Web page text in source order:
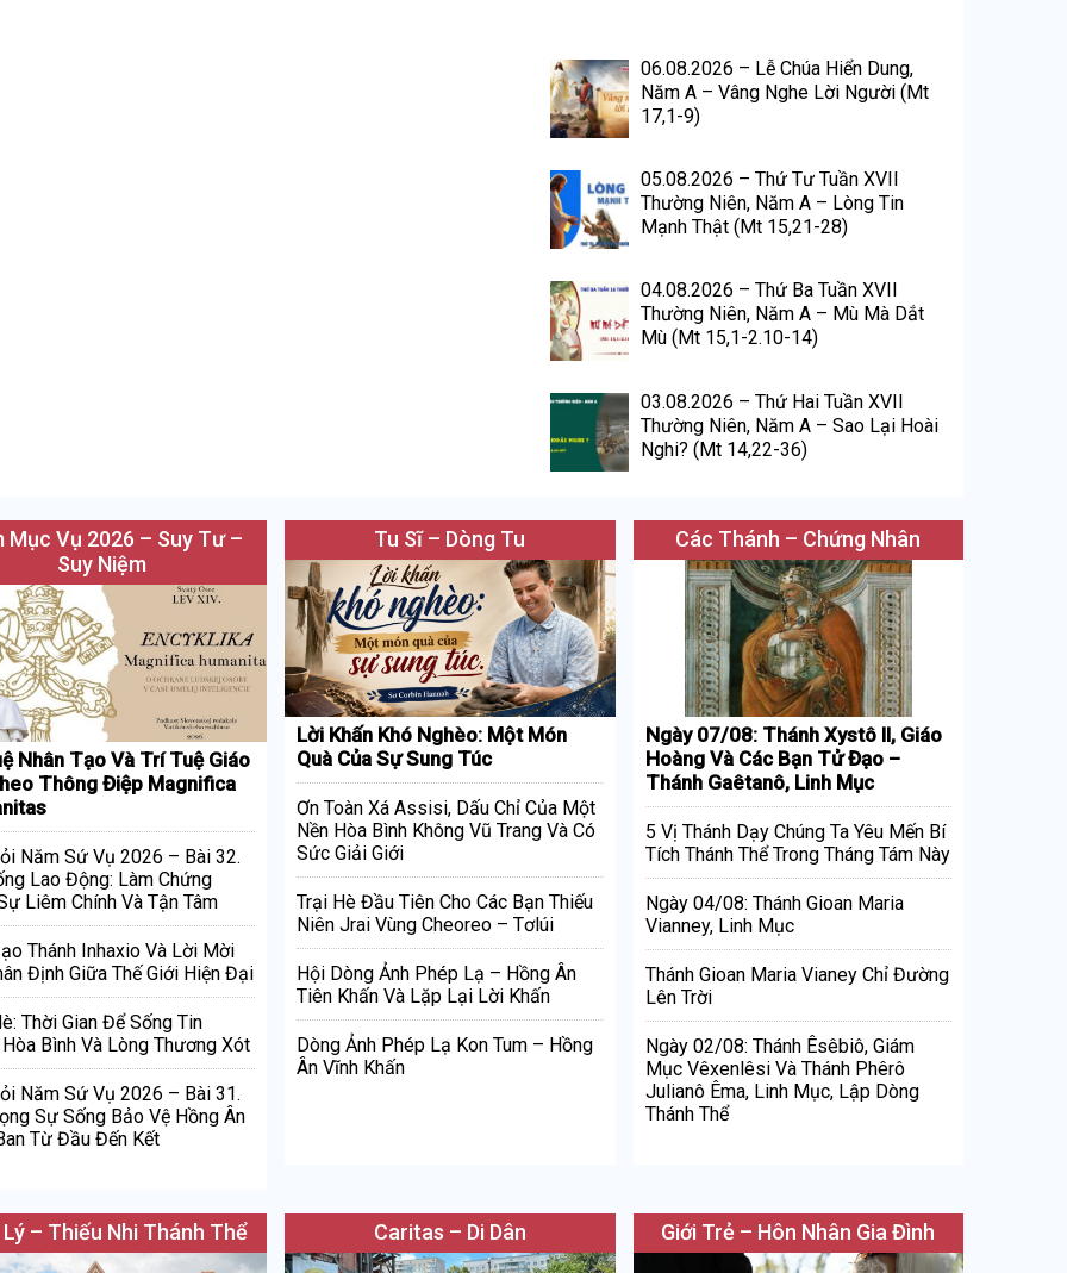
06.08.2026 – Lễ Chúa Hiển Dung,
Năm A – Vâng Nghe Lời Người (Mt
17,1-9)
05.08.2026 – Thứ Tư Tuần XVII
Thường Niên, Năm A – Lòng Tin
Mạnh Thật (Mt 15,21-28)
04.08.2026 – Thứ Ba Tuần XVII
Thường Niên, Năm A – Mù Mà Dắt
Mù (Mt 15,1-2.10-14)
03.08.2026 – Thứ Hai Tuần XVII
Thường Niên, Năm A – Sao Lại Hoài
Nghi? (Mt 14,22-36)
Mục Vụ 2026 – Suy Tư –
Suy Niệm
Nhân Tạo Và Trí Tuệ Giáo
Thông Điệp Magnifica
Năm Sứ Vụ 2026 – Bài 32.
Lao Động: Làm Chứng
Liêm Chính Và Tận Tâm
Thánh Inhaxio Và Lời Mời
Định Giữa Thế Giới Hiện Đại
Thời Gian Để Sống Tin
Bình Và Lòng Thương Xót
Năm Sứ Vụ 2026 – Bài 31.
Sự Sống Bảo Vệ Hồng Ân
Từ Đầu Đến Kết
Tu Sĩ – Dòng Tu
Lời Khấn Khó Nghèo: Một Món
Quà Của Sự Sung Túc
Ơn Toàn Xá Assisi, Dấu Chỉ Của Một
Nền Hòa Bình Không Vũ Trang Và Có
Sức Giải Giới
Trại Hè Đầu Tiên Cho Các Bạn Thiếu
Niên Jrai Vùng Cheoreo – Tơlúi
Hội Dòng Ảnh Phép Lạ – Hồng Ân
Tiên Khấn Và Lặp Lại Lời Khấn
Dòng Ảnh Phép Lạ Kon Tum – Hồng
Ân Vĩnh Khấn
Các Thánh – Chứng Nhân
Ngày 07/08: Thánh Xystô II, Giáo
Hoàng Và Các Bạn Tử Đạo –
Thánh Gaêtanô, Linh Mục
5 Vị Thánh Dạy Chúng Ta Yêu Mến Bí
Tích Thánh Thể Trong Tháng Tám Này
Ngày 04/08: Thánh Gioan Maria
Vianney, Linh Mục
Thánh Gioan Maria Vianey Chỉ Đường
Lên Trời
Ngày 02/08: Thánh Êsêbiô, Giám
Mục Vêxenlêsi Và Thánh Phêrô
Julianô Êma, Linh Mục, Lập Dòng
Thánh Thể
Lý – Thiếu Nhi Thánh Thể Caritas – Di Dân Giới Trẻ – Hôn Nhân Gia Đình